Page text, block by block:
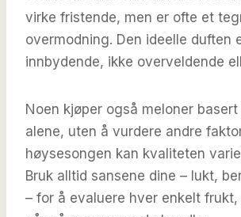
virke fristende, men er ofte et
overmodning. Den ideelle duften
innbydende, ikke overveldende
Noen kjøper også meloner
alene, uten å vurdere andre
høysesongen kan kvaliteten
Bruk alltid sansene dine – lukt,
– for å evaluere hver enkelt